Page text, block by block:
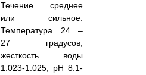
Течение среднее
или сильное.
Температура 24 –
27 градусов,
жесткость воды
1.023-1.025, pH 8.1-